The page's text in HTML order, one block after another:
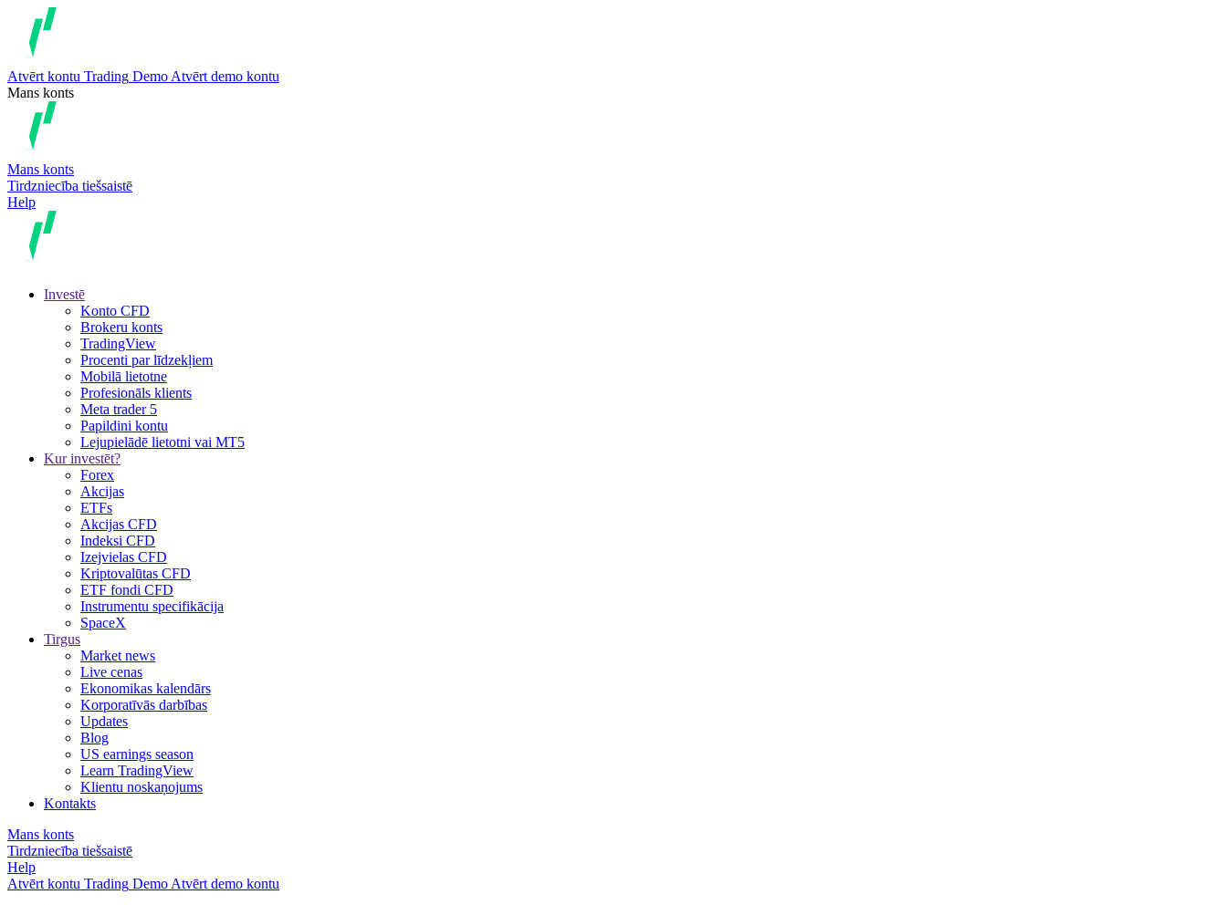
Atvērt kontu Trading Demo Atvērt demo kontu
Mans konts
Mans konts
Tirdzniecība tiešsaistē
Help
Investē
Konto CFD
Brokeru konts
TradingView
Procenti par līdzekļiem
Mobilā lietotne
Profesionāls klients
Meta trader 5
Papildini kontu
Lejupielādē lietotni vai MT5
Kur investēt?
Forex
Akcijas
ETFs
Akcijas CFD
Indeksi CFD
Izejvielas CFD
Kriptovalūtas CFD
ETF fondi CFD
Instrumentu specifikācija
SpaceX
Tirgus
Market news
Live cenas
Ekonomikas kalendārs
Korporatīvās darbības
Updates
Blog
US earnings season
Learn TradingView
Klientu noskaņojums
Kontakts
Mans konts
Tirdzniecība tiešsaistē
Help
Atvērt kontu Trading Demo Atvērt demo kontu